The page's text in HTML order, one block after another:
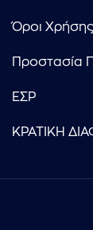
Όροι Χρήσης
Προστασία
ΕΣΡ
ΚΡΑΤΙΚΗ